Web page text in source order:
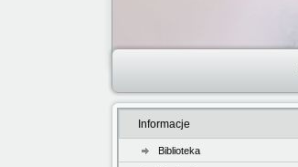
Informacje
Biblioteka